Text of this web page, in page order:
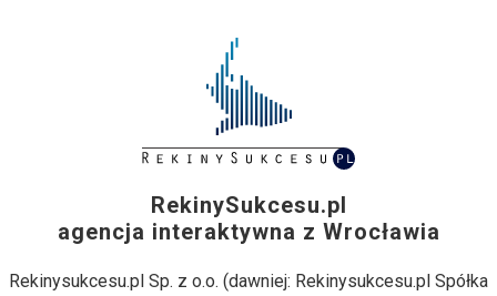
RekinySukcesu.pl
agencja interaktywna z Wrocławia
Rekinysukcesu.pl Sp. z o.o. (dawniej: Rekinysukcesu.pl Spółka